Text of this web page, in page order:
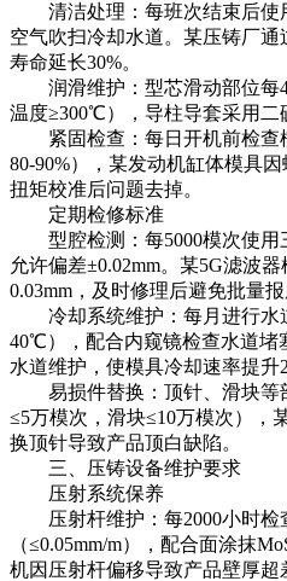
清洁处理：每班次结束后使
空气吹扫冷却水道。某压铸厂
寿命延长30%。
润滑维护：型芯滑动部位每4
温度≥300℃），导柱导套采用二
紧固检查：每日开机前检查
80-90%），某发动机缸体模具
扭矩校准后问题去掉。
定期检修标准
型腔检测：每5000模次使用
允许偏差±0.02mm。某5G滤波
0.03mm，及时修理后避免批量报
冷却系统维护：每月进行水
40℃），配合内窥镜检查水道堵
水道维护，使模具冷却速率提升
易损件替换：顶针、滑块等
≤5万模次，滑块≤10万模次），
换顶针导致产品顶白缺陷。
三、压铸设备维护要求
压射系统保养
压射杆维护：每2000小时检
（≤0.05mm/m），配合面涂抹
机因压射杆偏移导致产品壁厚超